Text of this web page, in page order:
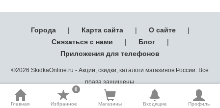
Города | Карта сайта | О сайте
|
Связаться с нами
| Блог
|
Приложения для телефонов
©2026 SkidkaOnline.ru - Акции, скидки, каталоги магазинов России. Все
права защищены.
Главная Избранное
0
Магазины Входящие Профиль